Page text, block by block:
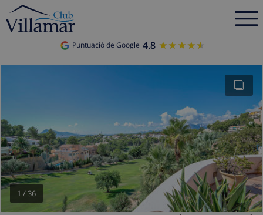
Puntuació de Google 4.8 ★★★★★
★★★★★
1 /36